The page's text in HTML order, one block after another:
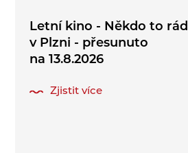
Letní kino - Někdo to rád
v Plzni - přesunuto
na 13.8.2026
Zjistit více